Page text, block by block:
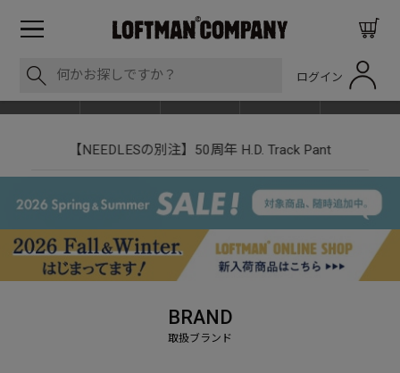
ログイン
【NEEDLESの別注】50周年 H.D. Track Pant
BRAND